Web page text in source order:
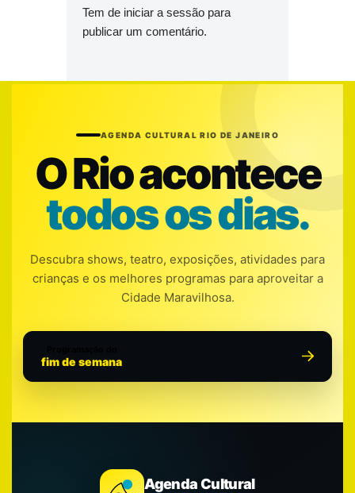
Tem de iniciar a sessão para
publicar um comentário.
AGENDA CULTURAL RIO DE JANEIRO
O Rio acontece
todos os dias.
Descubra shows, teatro, exposições, atividades para
crianças e os melhores programas para aproveitar a
Cidade Maravilhosa.
fim de semana
Agenda Cultural